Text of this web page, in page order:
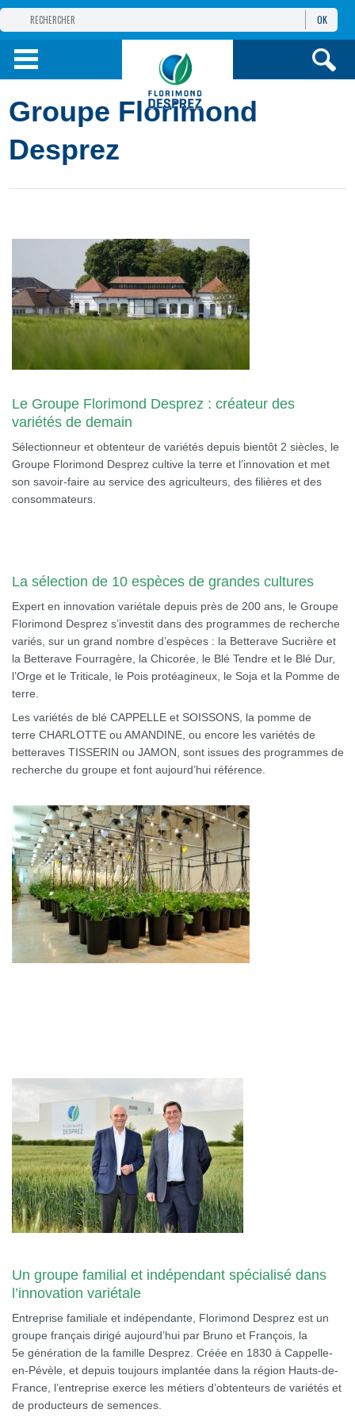
GROUPE
PRODUITS
INFOSET SERVICES
OK
Groupe Florimond
Desprez
Le Groupe Florimond Desprez : créateur des
variétés de demain
Sélectionneur et obtenteur de variétés depuis bientôt 2 siècles, le
Groupe Florimond Desprez cultive la terre et l’innovation et met
son savoir-faire au service des agriculteurs, des filières et des
consommateurs.
La sélection de 10 espèces de grandes cultures
Expert en innovation variétale depuis près de 200 ans, le Groupe
Florimond Desprez s’investit dans des programmes de recherche
variés, sur un grand nombre d’espèces : la Betterave Sucrière et
la Betterave Fourragère, la Chicorée, le Blé Tendre et le Blé Dur,
l’Orge et le Triticale, le Pois protéagineux, le Soja et la Pomme de
terre.
Les variétés de blé CAPPELLE et SOISSONS, la pomme de
terre CHARLOTTE ou AMANDINE, ou encore les variétés de
betteraves TISSERIN ou JAMON, sont issues des programmes de
recherche du groupe et font aujourd’hui référence.
Un groupe familial et indépendant spécialisé dans
l’innovation variétale
Entreprise familiale et indépendante, Florimond Desprez est un
groupe français dirigé aujourd’hui par Bruno et François, la
5e génération de la famille Desprez. Créée en 1830 à Cappelle-
en-Pévèle, et depuis toujours implantée dans la région Hauts-de-
France, l’entreprise exerce les métiers d’obtenteurs de variétés et
de producteurs de semences.